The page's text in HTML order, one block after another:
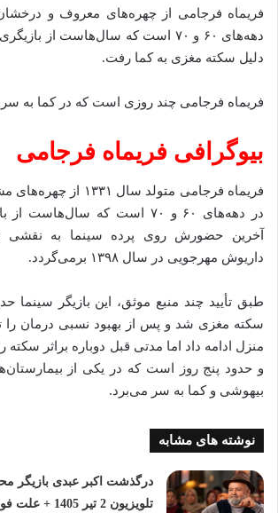
فریماه فرجامی از چهره‌های معروف و
دهه‌های ۶۰ و ۷۰ است که سال‌هاست از
دلیل سکته مغزی به کما رفت.
فریماه فرجامی چند روزی است که در کما به
بیوگرافی فریماه فرجامی
فریماه فرجامی متولد سال
در دهه‌های ۶۰ و ۷۰ است که
آخرین حضورش روی پرده سینما به نقشی
داریوش مهرجویی در سال ۱۳۹۸ برمی‌گردد.
سکته مغزی شد و پس از بهبود نسبی درمان
منزل ادامه داد اما مدتی قبل دوباره براثر
و حدود پنج روز است که در یکی از
بیهوشی و کما به سر می‌برد.
نوشته های مشابه
درگذشت اکبر عبدی بازیگر
تلویزیون 2 تیر 1405 + علت فوت